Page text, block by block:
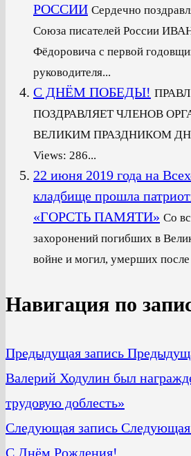
РОССИИ Сердечно
Союза писателей России
Фёдоровича с первой
руководителя...
С ДНЁМ ПОБЕДЫ!
ПОЗДРАВЛЯЕТ ЧЛЕНОВ
ВЕЛИКИМ ПРАЗДНИКОМ
Views: 286...
22 июня 2019 года на
кладбище прошла
«ГОРСТЬ ПАМЯТИ» Со
захоронений погибших в
войне и могил, умерших
Навигация по
Предыдущая запись
Валерий Ходулин был
трудовую доблесть»
Следующая запись Следующая
С Днём Рождения!